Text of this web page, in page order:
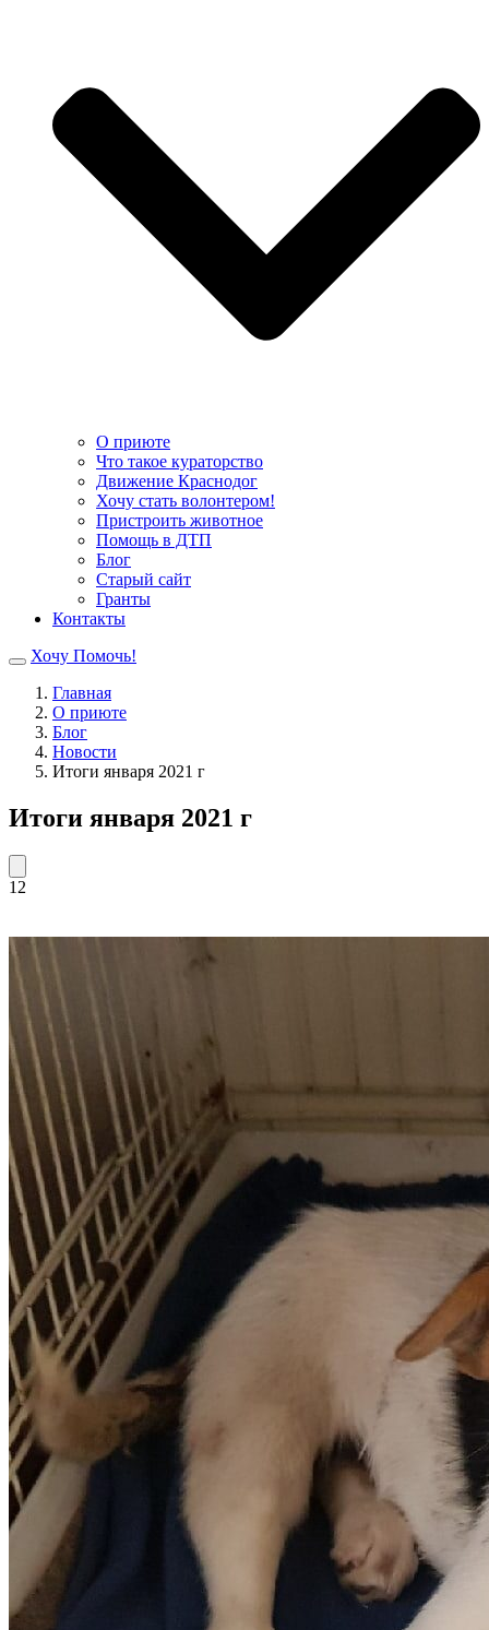
О приюте
Что такое кураторство
Движение Краснодог
Хочу стать волонтером!
Пристроить животное
Помощь в ДТП
Блог
Старый сайт
Гранты
Контакты
Хочу Помочь!
Главная
О приюте
Блог
Новости
Итоги января 2021 г
Итоги января 2021 г
12